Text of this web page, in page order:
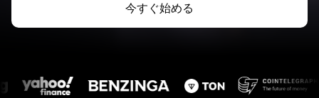
今すぐ始める